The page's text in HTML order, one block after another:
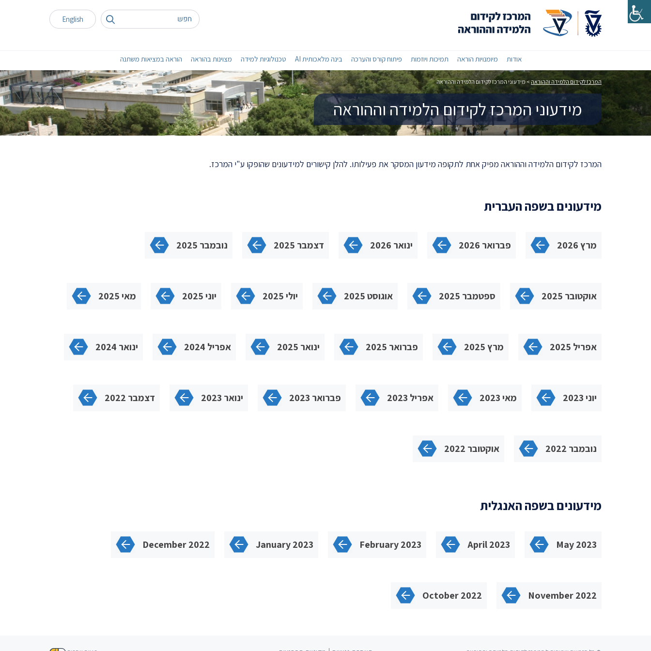
English
אודות מיומנויות הוראה תמיכות ויוזמות פיתוח קורס והערכה בינה מלאכותית AI טכנולוגיות למידה מצוינות בהוראה הוראה במציאות משתנה
המרכז לקידום הלמידה וההוראה > מידעוני המרכז לקידום הלמידה וההוראה
מידעוני המרכז לקידום הלמידה וההוראה
המרכז לקידום הלמידה וההוראה מפיק אחת לתקופה מידעון המסקר את פעילותו. להלן קישורים למידעונים שהופקו ע"י המרכז.
מידעונים בשפה העברית
מרץ 2026 פברואר 2026 ינואר 2026 דצמבר 2025 נובמבר 2025
אוקטובר 2025 ספטמבר 2025 אוגוסט 2025 יולי 2025 יוני 2025 מאי 2025
אפריל 2025 מרץ 2025 פברואר 2025 ינואר 2025 אפריל 2024 ינואר 2024
יוני 2023 מאי 2023 אפריל 2023 פברואר 2023 ינואר 2023 דצמבר 2022
נובמבר 2022 אוקטובר 2022
מידעונים בשפה האנגלית
May 2023
April 2023
February 2023
January 2023
December 2022
November 2022
October 2022